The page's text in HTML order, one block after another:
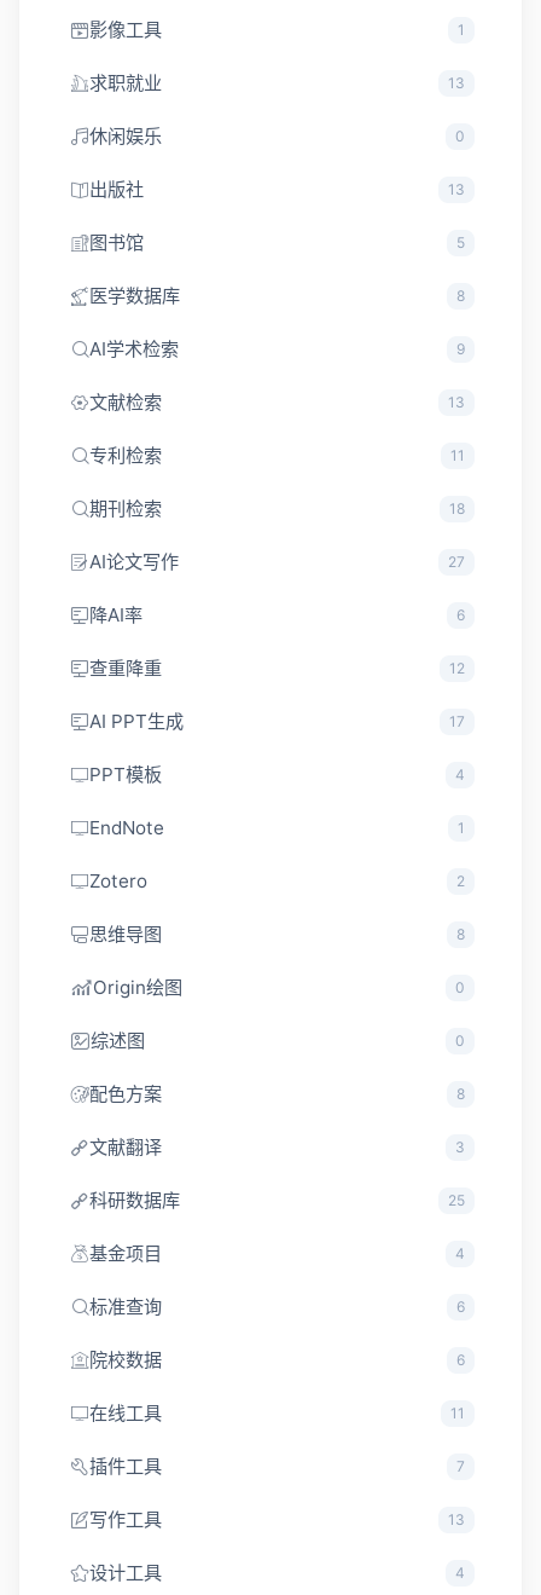
影像工具 1
求职就业 13
休闲娱乐 0
出版社 13
图书馆 5
医学数据库 8
AI学术检索 9
文献检索 13
专利检索 11
期刊检索 18
AI论文写作 27
降AI率 6
查重降重 12
AI PPT生成 17
PPT模板 4
EndNote 1
Zotero 2
思维导图 8
Origin绘图 0
综述图 0
配色方案 8
文献翻译 3
科研数据库 25
基金项目 4
标准查询 6
院校数据 6
在线工具 11
插件工具 7
写作工具 13
设计工具 4